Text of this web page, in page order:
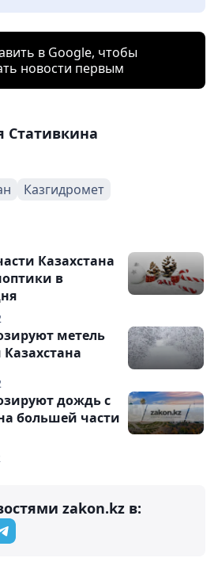
в Google, чтобы
новости первым
Стативкина
Казгидромет
Казахстана
в
метель
дождь с
большей части
zakon.kz в: